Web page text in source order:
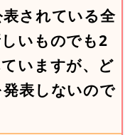
されている全
いものでも2
いますが、ど
表しないので